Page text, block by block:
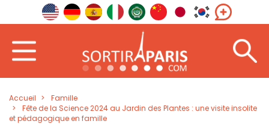
Accueil
Famille
Fête de la Science 2024 au Jardin des Plantes : une visite insolite
et pédagogique en famille